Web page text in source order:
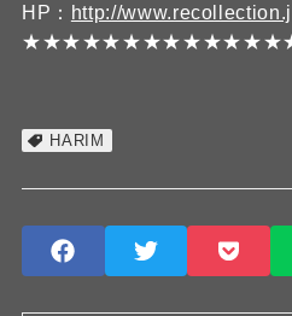
HP： http://
HARIM